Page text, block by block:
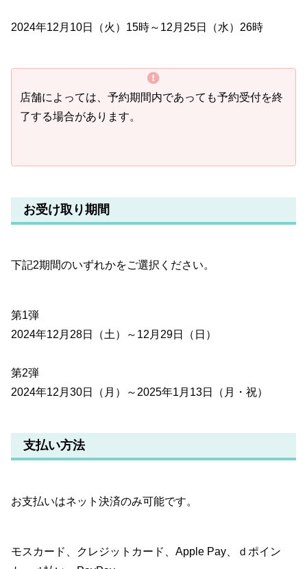
2024年12月10日（火）15時～12月25日（水）26時
店舗によっては、予約期間内であっても予約受付を終
了する場合があります。
お受け取り期間
下記2期間のいずれかをご選択ください。
第1弾
2024年12月28日（土）～12月29日（日）
第2弾
2024年12月30日（月）～2025年1月13日（月・祝）
支払い方法
お支払いはネット決済のみ可能です。
モスカード、クレジットカード、Apple Pay、ｄポイン